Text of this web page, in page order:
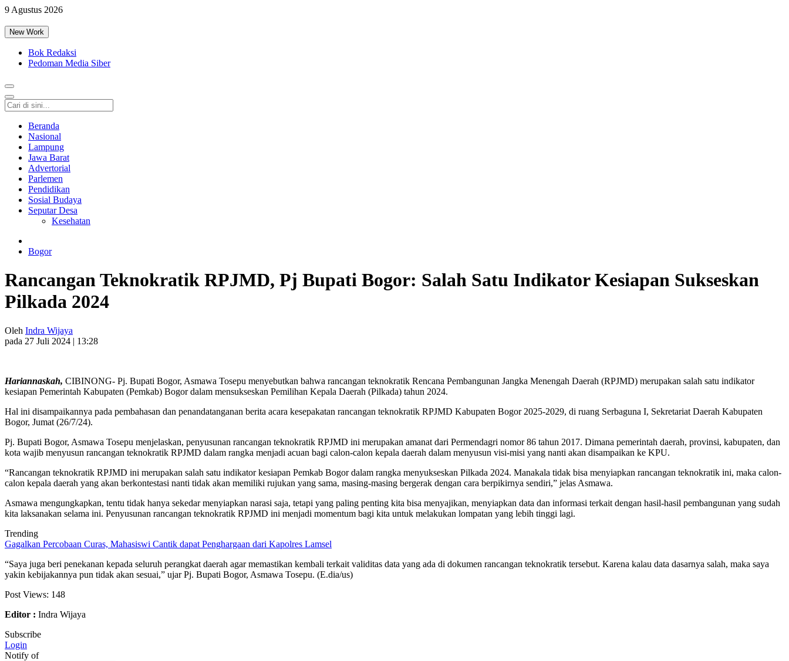
9 Agustus 2026
New Work
Bok Redaksi
Pedoman Media Siber
Beranda
Nasional
Lampung
Jawa Barat
Advertorial
Parlemen
Pendidikan
Sosial Budaya
Seputar Desa
Kesehatan
Bogor
Rancangan Teknokratik RPJMD, Pj Bupati Bogor: Salah Satu Indikator Kesiapan Sukseskan
Pilkada 2024
Oleh Indra Wijaya
pada 27 Juli 2024 | 13:28
Hariannaskah, CIBINONG- Pj. Bupati Bogor, Asmawa Tosepu menyebutkan bahwa rancangan teknokratik Rencana Pembangunan Jangka Menengah Daerah (RPJMD) merupakan salah satu indikator
kesiapan Pemerintah Kabupaten (Pemkab) Bogor dalam mensukseskan Pemilihan Kepala Daerah (Pilkada) tahun 2024.
Hal ini disampaikannya pada pembahasan dan penandatanganan berita acara kesepakatan rancangan teknokratik RPJMD Kabupaten Bogor 2025-2029, di ruang Serbaguna I, Sekretariat Daerah Kabupaten
Bogor, Jumat (26/7/24).
Pj. Bupati Bogor, Asmawa Tosepu menjelaskan, penyusunan rancangan teknokratik RPJMD ini merupakan amanat dari Permendagri nomor 86 tahun 2017. Dimana pemerintah daerah, provinsi, kabupaten, dan
kota wajib menyusun rancangan teknokratik RPJMD dalam rangka menjadi acuan bagi calon-calon kepala daerah dalam menyusun visi-misi yang nanti akan disampaikan ke KPU.
“Rancangan teknokratik RPJMD ini merupakan salah satu indikator kesiapan Pemkab Bogor dalam rangka menyukseskan Pilkada 2024. Manakala tidak bisa menyiapkan rancangan teknokratik ini, maka calon-
calon kepala daerah yang akan berkontestasi nanti tidak akan memiliki rujukan yang sama, masing-masing bergerak dengan cara berpikirnya sendiri,” jelas Asmawa.
Asmawa mengungkapkan, tentu tidak hanya sekedar menyiapkan narasi saja, tetapi yang paling penting kita bisa menyajikan, menyiapkan data dan informasi terkait dengan hasil-hasil pembangunan yang sudah
kita laksanakan selama ini. Penyusunan rancangan teknokratik RPJMD ini menjadi momentum bagi kita untuk melakukan lompatan yang lebih tinggi lagi.
Trending
Gagalkan Percobaan Curas, Mahasiswi Cantik dapat Penghargaan dari Kapolres Lamsel
“Saya juga beri penekanan kepada seluruh perangkat daerah agar memastikan kembali terkait validitas data yang ada di dokumen rancangan teknokratik tersebut. Karena kalau data dasarnya salah, maka saya
yakin kebijakannya pun tidak akan sesuai,” ujar Pj. Bupati Bogor, Asmawa Tosepu. (E.dia/us)
Post Views: 148
Editor : Indra Wijaya
Subscribe
Login
Notify of